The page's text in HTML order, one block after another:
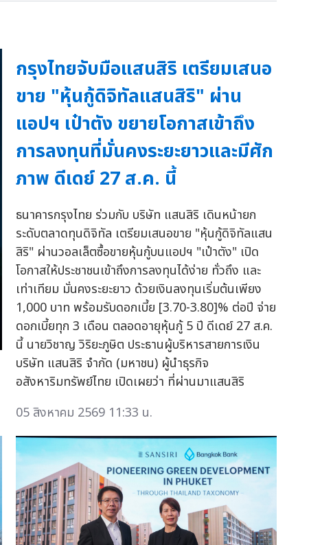
กรุงไทยจับมือแสนสิริ เตรียมเสนอ
ขาย "หุ้นกู้ดิจิทัลแสนสิริ" ผ่าน
แอปฯ เป๋าตัง ขยายโอกาสเข้าถึง
การลงทุนที่มั่นคงระยะยาวและมีศัก
ภาพ ดีเดย์ 27 ส.ค. นี้
ธนาคารกรุงไทย ร่วมกับ บริษัท แสนสิริ เดินหน้ายก
ระดับตลาดทุนดิจิทัล เตรียมเสนอขาย "หุ้นกู้ดิจิทัลแสน
สิริ" ผ่านวอลเล็ตซื้อขายหุ้นกู้บนแอปฯ "เป๋าตัง" เปิด
โอกาสให้ประชาชนเข้าถึงการลงทุนได้ง่าย ทั่วถึง และ
เท่าเทียม มั่นคงระยะยาว ด้วยเงินลงทุนเริ่มต้นเพียง
1,000 บาท พร้อมรับดอกเบี้ย [3.70-3.80]% ต่อปี จ่าย
ดอกเบี้ยทุก 3 เดือน ตลอดอายุหุ้นกู้ 5 ปี ดีเดย์ 27 ส.ค.
นี้ นายวิชาญ วิริยะภูษิต ประธานผู้บริหารสายการเงิน
บริษัท แสนสิริ จำกัด (มหาชน) ผู้นำธุรกิจ
อสังหาริมทรัพย์ไทย เปิดเผยว่า ที่ผ่านมาแสนสิริ
05 สิงหาคม 2569 11:33 น.